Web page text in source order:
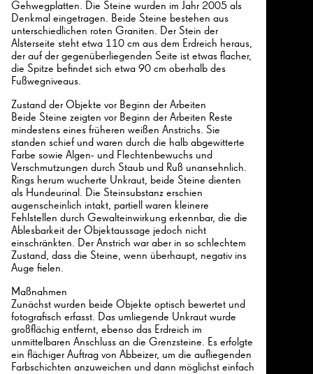
Gehwegplatten. Die Steine wurden im Jahr 2005 als
Denkmal eingetragen. Beide Steine bestehen aus
unterschiedlichen roten Graniten. Der Stein der
Alsterseite steht etwa 110 cm aus dem Erdreich heraus,
der auf der gegenüberliegenden Seite ist etwas flacher,
die Spitze befindet sich etwa 90 cm oberhalb des
Fußwegniveaus.
Zustand der Objekte vor Beginn der Arbeiten
Beide Steine zeigten vor Beginn der Arbeiten Reste
mindestens eines früheren weißen Anstrichs. Sie
standen schief und waren durch die halb abgewitterte
Farbe sowie Algen- und Flechtenbewuchs und
Verschmutzungen durch Staub und Ruß unansehnlich.
Rings herum wucherte Unkraut, beide Steine dienten
als Hundeurinal. Die Steinsubstanz erschien
augenscheinlich intakt, partiell waren kleinere
Fehlstellen durch Gewalteinwirkung erkennbar, die die
Ablesbarkeit der Objektaussage jedoch nicht
einschränkten. Der Anstrich war aber in so schlechtem
Zustand, dass die Steine, wenn überhaupt, negativ ins
Auge fielen.
Maßnahmen
Zunächst wurden beide Objekte optisch bewertet und
fotografisch erfasst. Das umliegende Unkraut wurde
großflächig entfernt, ebenso das Erdreich im
unmittelbaren Anschluss an die Grenzsteine. Es erfolgte
ein flächiger Auftrag von Abbeizer, um die aufliegenden
Farbschichten anzuweichen und dann möglichst einfach